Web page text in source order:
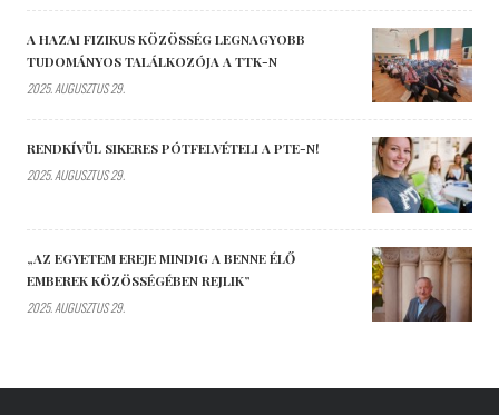
A HAZAI FIZIKUS KÖZÖSSÉG LEGNAGYOBB
TUDOMÁNYOS TALÁLKOZÓJA A TTK-N
2025. AUGUSZTUS 29.
RENDKÍVÜL SIKERES PÓTFELVÉTELI A PTE-N!
2025. AUGUSZTUS 29.
„AZ EGYETEM EREJE MINDIG A BENNE ÉLŐ
EMBEREK KÖZÖSSÉGÉBEN REJLIK”
2025. AUGUSZTUS 29.